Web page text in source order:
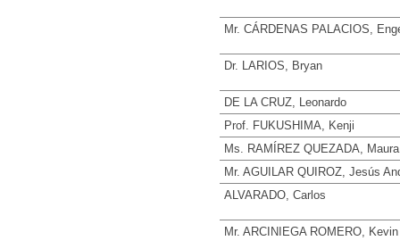
Mr. CÁRDENAS PALACIOS,
Dr. LARIOS, Bryan
DE LA CRUZ, Leonardo
Prof. FUKUSHIMA, Kenji
Ms. RAMÍREZ QUEZADA,
Mr. AGUILAR QUIROZ, Jesús
ALVARADO, Carlos
Mr. ARCINIEGA ROMERO,